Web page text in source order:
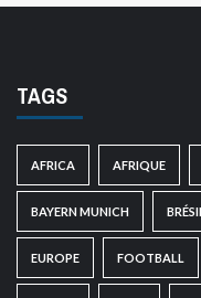
TAGS
AFRICA AFRIQUE
BAYERN MUNICH
EUROPE FOOTBALL